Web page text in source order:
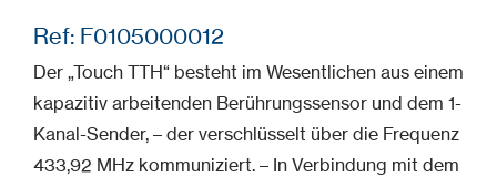
Ref: F0105000012
Der „Touch TTH“ besteht im Wesentlichen aus einem
kapazitiv arbeitenden Berührungssensor und dem 1-
Kanal-Sender, – der verschlüsselt über die Frequenz
433,92 MHz kommuniziert. – In Verbindung mit dem